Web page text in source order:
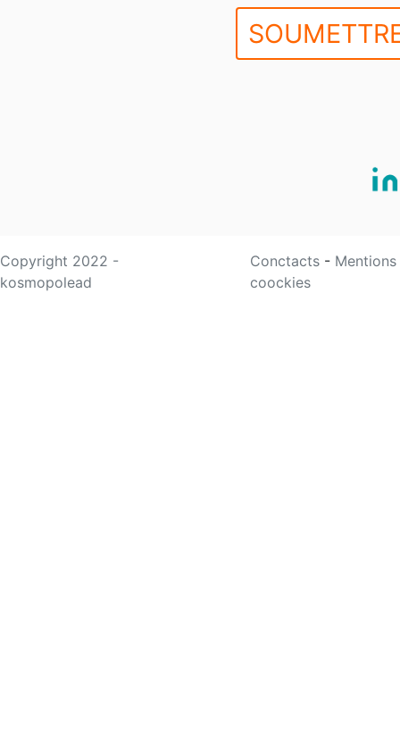
Copyright 2022 -
kosmopolead
Conctacts -
coockies